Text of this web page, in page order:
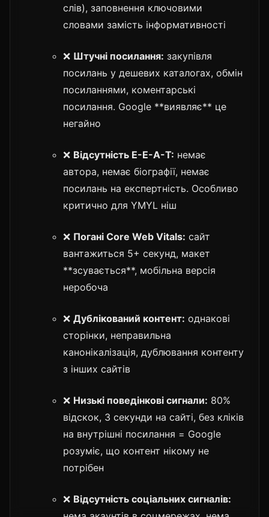
слів), заповнення ключовими
словами замість інформативності
❌ Штучні посилання: закупівля
посилань у дешевих каталогах, обмін
посиланнями, коментарські
посилання. Google **виявляє** це
негайно
❌ Відсутність E-E-A-T: немає
автора, немає біографії, немає
посилань на експертність. Особливо
критично для YMYL ніш
❌ Погані Core Web Vitals: сайт
вантажиться 5+ секунд, макет
**зсувається**, мобільна версія
неробоча
❌ Дублікований контент: однакові
сторінки, неправильна
канонікалізація, дублювання контенту
з інших сайтів
❌ Низькі поведінкові сигнали: 80%
відскок, 3 секунди на сайті, без кліків
на внутрішні посилання = Google
розуміє, що контент нікому не
потрібен
❌ Відсутність соціальних сигналів: